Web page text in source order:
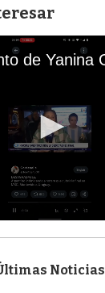
Noticias